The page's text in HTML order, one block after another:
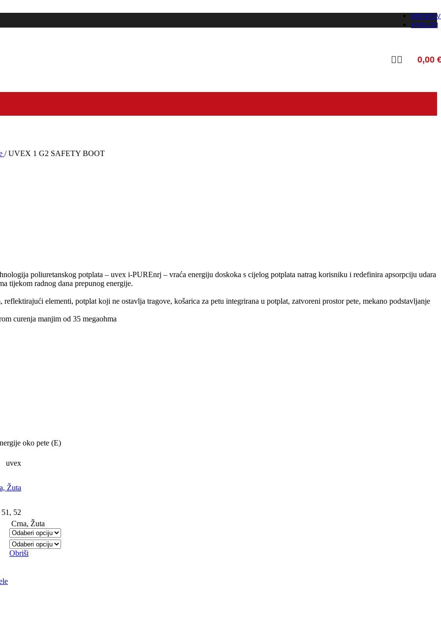
KATALOZI
0,00
/ UVEX 1 G2 SAFETY BOOT
poliuretanskog potplata – uvex i-PUREnrj – vraća energiju doskoka s cijelog potplata natrag korisniku i redefinira apsorpciju udara
tijekom radnog dana prepunog energije.
elementi, potplat koji ne ostavlja tragove, košarica za petu integrirana u potplat, zatvoreni prostor pete, mekano podstavljanje
curenja manjim od 35 megaohma
oko pete (E)
uvex
Žuta
51 , 52
Crna, Žuta
Obriši